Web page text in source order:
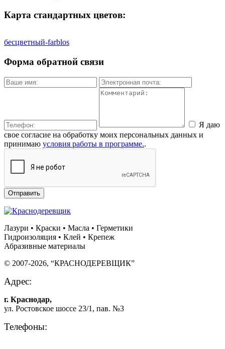
Карта стандартных цветов:
бесцветный-farblos
Форма обратной связи
Я даю
свое согласие на обработку моих персональных данных и
принимаю условия работы в программе..
Отправить
Лазури • Краски • Масла • Герметики
Гидроизоляция • Клей • Крепеж
Абразивные материалы
© 2007-2026, “КРАСНОДЕРЕВЩИК”
Адрес:
г. Краснодар,
ул. Ростовское шоссе 23/1, пав. №3
Телефоны: